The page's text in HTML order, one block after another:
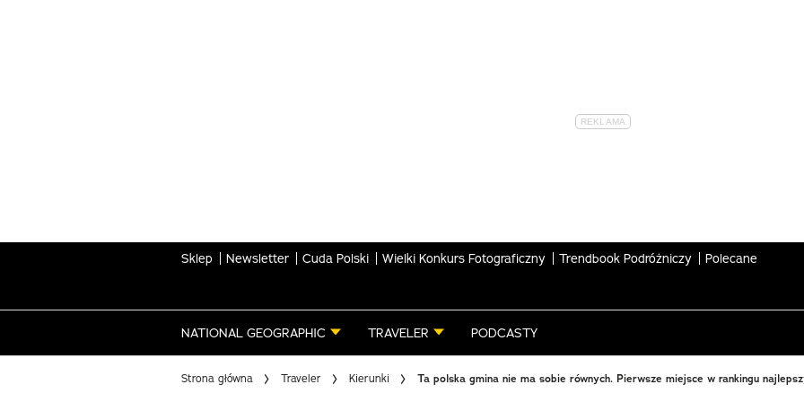
Sklep Newsletter Cuda Polski Wielki Konkurs Fotograficzny Trendbook Podróżniczy Polecane
NATIONAL GEOGRAPHIC TRAVELER PODCASTY
Strona główna Traveler Kierunki Ta polska gmina nie ma sobie równych. Pierwsze miejsce w rankingu